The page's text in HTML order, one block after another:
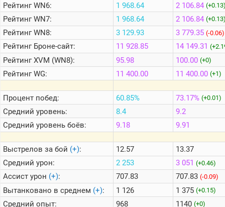
Портал
Мира
Танков
РейтингWN6:
РейтингWN7:
РейтингWN8:
РейтингБроне-сайт:
РейтингXVM (WN8):
РейтингWG:
Процент побед:
Средний уровень:
Средний уровень боёв:
Выстрелов за бой (+):
Средний урон:
Ассист урон (+):
Вытанковано в среднем (+):
Средний опыт:
1 968.64
1 968.64
3 129.93
11 928.85
95.98
11 400.00
60.85%
8.4
9.18
12.57
2 253
707.83
1 126
968
2 106.84
2 106.84
3 779.35 (-0.06)
14 149.31
100.00 (+0)
11 400.00 (+1)
73.17% (+0.01)
9.2
9.91
13.37
3 051 (+0.46)
707.83 (-0.09)
1 375 (+0.15)
1140 (+0)